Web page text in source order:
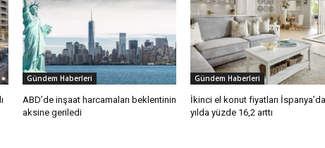
Gündem Haberleri
ABD’de inşaat harcamaları beklentinin
aksine geriledi
Gündem Haberleri
İkinci el konut fiyatları
yılda yüzde 16,2 arttı